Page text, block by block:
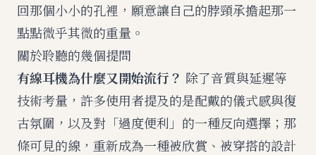
回那個小小的孔裡，願意讓自己的脖頸承擔起那一
點點微乎其微的重量。
關於聆聽的幾個提問
有線耳機為什麼又開始流行？ 除了音質與延遲等
技術考量，許多使用者提及的是配戴的儀式感與復
古氛圍，以及對「過度便利」的一種反向選擇；那
條可見的線，重新成為一種被欣賞、被穿搭的設計